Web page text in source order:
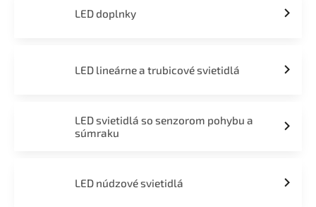
LED doplnky
LED lineárne a trubicové svietidlá
LED svietidlá so senzorom pohybu a
súmraku
LED núdzové svietidlá